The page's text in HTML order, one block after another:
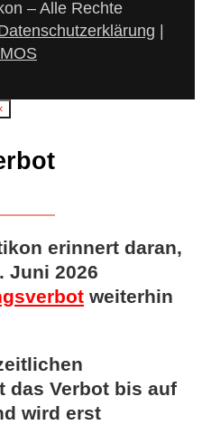
– Alle Rechte
|
erinnert daran,
Juni 2026
weiterhin
das Verbot bis auf
wird erst